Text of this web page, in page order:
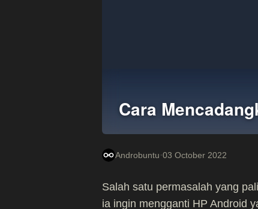
Cara
Androbuntu·03 October 2022
Salah satu permasalah yang
ia ingin mengganti HP Android